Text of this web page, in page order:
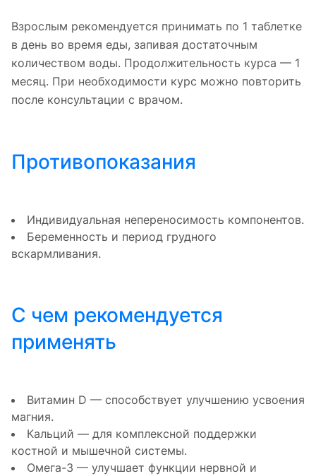
Взрослым рекомендуется принимать по 1 таблетке
в день во время еды, запивая достаточным
количеством воды. Продолжительность курса — 1
месяц. При необходимости курс можно повторить
после консультации с врачом.
Противопоказания
Индивидуальная непереносимость компонентов.
Беременность и период грудного
вскармливания.
С чем рекомендуется
применять
Витамин D — способствует улучшению усвоения
магния.
Кальций — для комплексной поддержки
костной и мышечной системы.
Омега-3 — улучшает функции нервной и